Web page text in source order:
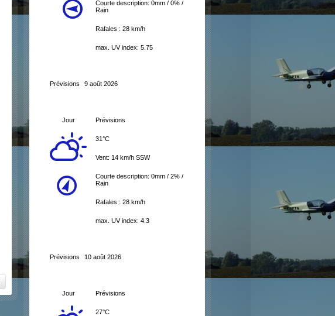
Courte description: 0mm / 0% /
Rain
Rafales : 28 km/h
max. UV index: 5.75
Prévisions 9 août 2026
Jour Prévisions
31°C
Vent: 14 km/h SSW
Courte description: 0mm / 2% /
Rain
Rafales : 28 km/h
max. UV index: 4.3
Prévisions 10 août 2026
Jour Prévisions
27°C